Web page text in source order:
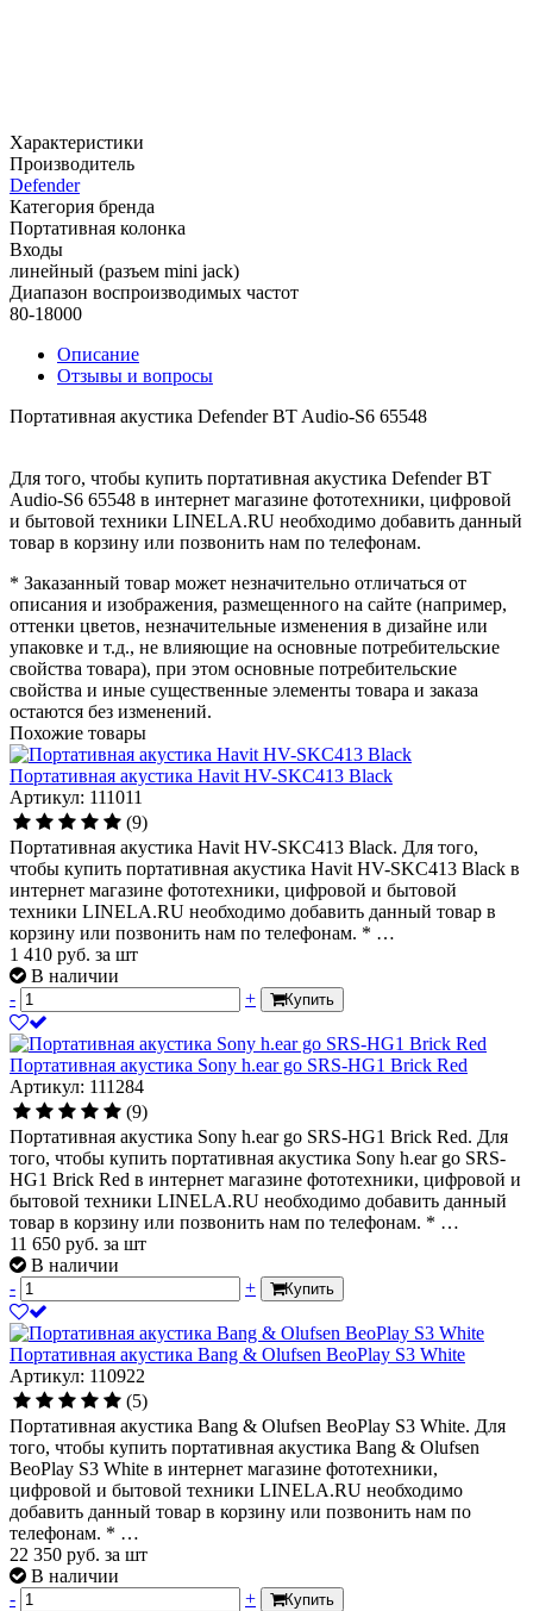
Характеристики
Производитель
Defender
Категория бренда
Портативная колонка
Входы
линейный (разъем mini jack)
Диапазон воспроизводимых частот
80-18000
Описание
Отзывы и вопросы
Портативная акустика Defender BT Audio-S6 65548
Для того, чтобы купить портативная акустика Defender BT
Audio-S6 65548 в интернет магазине фототехники, цифровой
и бытовой техники LINELA.RU необходимо добавить данный
товар в корзину или позвонить нам по телефонам.
* Заказанный товар может незначительно отличаться от
описания и изображения, размещенного на сайте (например,
оттенки цветов, незначительные изменения в дизайне или
упаковке и т.д., не влияющие на основные потребительские
свойства товара), при этом основные потребительские
свойства и иные существенные элементы товара и заказа
остаются без изменений.
Похожие товары
Портативная акустика Havit HV-SKC413 Black
Артикул: 111011
(9)
Портативная акустика Havit HV-SKC413 Black. Для того,
чтобы купить портативная акустика Havit HV-SKC413 Black в
интернет магазине фототехники, цифровой и бытовой
техники LINELA.RU необходимо добавить данный товар в
корзину или позвонить нам по телефонам. * …
1 410 руб. за шт
В наличии
-
+ Купить
Портативная акустика Sony h.ear go SRS-HG1 Brick Red
Артикул: 111284
(9)
Портативная акустика Sony h.ear go SRS-HG1 Brick Red. Для
того, чтобы купить портативная акустика Sony h.ear go SRS-
HG1 Brick Red в интернет магазине фототехники, цифровой и
бытовой техники LINELA.RU необходимо добавить данный
товар в корзину или позвонить нам по телефонам. * …
11 650 руб. за шт
В наличии
-
+ Купить
Портативная акустика Bang & Olufsen BeoPlay S3 White
Артикул: 110922
(5)
Портативная акустика Bang & Olufsen BeoPlay S3 White. Для
того, чтобы купить портативная акустика Bang & Olufsen
BeoPlay S3 White в интернет магазине фототехники,
цифровой и бытовой техники LINELA.RU необходимо
добавить данный товар в корзину или позвонить нам по
телефонам. * …
22 350 руб. за шт
В наличии
-
+ Купить